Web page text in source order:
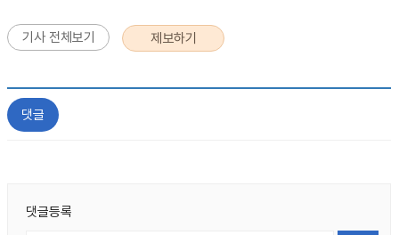
기사 전체보기 제보하기
댓글
댓글등록